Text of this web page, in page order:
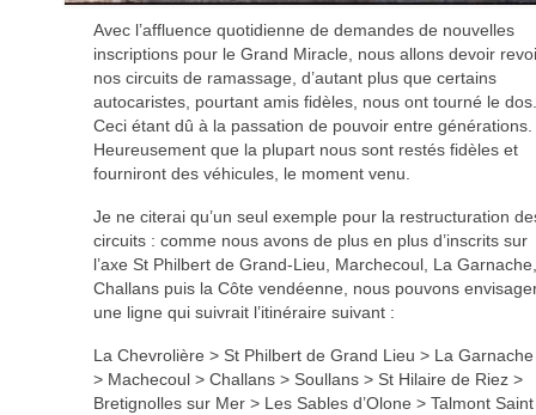
Avec l’affluence quotidienne de demandes de nouvelles
inscriptions pour le Grand Miracle, nous allons devoir
nos circuits de ramassage, d’autant plus que certains
autocaristes, pourtant amis fidèles, nous ont tourné le
Ceci étant dû à la passation de pouvoir entre générations.
Heureusement que la plupart nous sont restés fidèles et
fourniront des véhicules, le moment venu.
Je ne citerai qu’un seul exemple pour la restructuration
circuits : comme nous avons de plus en plus d’inscrits sur
l’axe St Philbert de Grand-Lieu, Marchecoul, La
Challans puis la Côte vendéenne, nous pouvons
une ligne qui suivrait l’itinéraire suivant :
La Chevrolière > St Philbert de Grand Lieu > La Garnache
> Machecoul > Challans > Soullans > St Hilaire de Riez >
Bretignolles sur Mer > Les Sables d’Olone > Talmont Saint